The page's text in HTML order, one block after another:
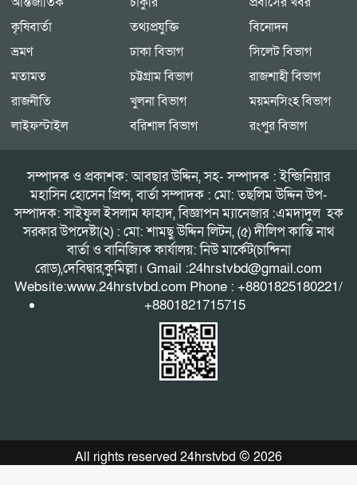
কৃষিবার্তা
তথ্যপ্রযুক্তি
বিনোদন
ভ্রমণ
মতামত
রাজনীতি
লাইফস্টাইল
ঢাকা বিভাগ
চট্টগ্রাম বিভাগ
খুলনা বিভাগ
বরিশাল বিভাগ
সিলেট বিভাগ
রাজশাহী বিভাগ
ময়মনসিংহ বিভাগ
রংপুর বিভাগ
সম্পাদক ও প্রকাশক: আবছার উদ্দিন, সহ- সম্পাদক : ইন্জিনিয়ার
মহাসিন হোসেন প্রিন্স, বার্তা সম্পাদক : মো: তছলিম উদ্দিন উপ-
সম্পাদক: সাইফুল ইসলাম ফাহাদ, বিজ্ঞাপন ম্যানেজার :এমদাদুল হক
সরকার উপদেষ্টা(২) : মো: শামছু উদ্দিন লিটন, (৫) দীলিপ কান্তি নাথ
বার্তা ও বানিজ্যিক কার্যালয়: নিউ মার্কেট(চান্দিনা
রোড),দেবিদ্বার,কুমিল্লা। Gmail :24hrstvbd@gmail.com
Website:www.24hrstvbd.com Phone : +8801825180221/
+8801821715715
All rights reserved 24hrstvbd © 2026